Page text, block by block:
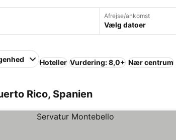
Afrejse/ankomst
Vælg datoer
Hoteller Vurdering: 8,0+ Nær centrum
Rico, Spanien